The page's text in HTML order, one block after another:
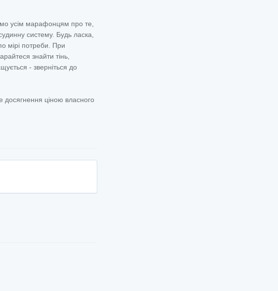
усім марафонцям про те,
систему. Будь ласка,
мірі потреби. При
знайти тінь,
- зверніться до
досягнення ціною власного